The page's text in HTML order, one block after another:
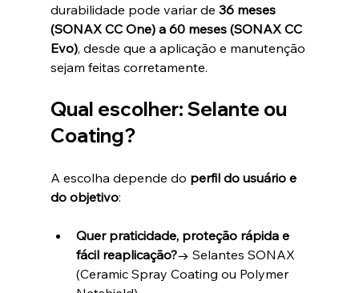
durabilidade pode variar de 36 meses
(SONAX CC One) a 60 meses (SONAX CC
Evo), desde que a aplicação e manutenção
sejam feitas corretamente.
Qual escolher: Selante ou
Coating?
A escolha depende do perfil do usuário e
do objetivo:
Quer praticidade, proteção rápida e
fácil reaplicação?→ Selantes SONAX
(Ceramic Spray Coating ou Polymer